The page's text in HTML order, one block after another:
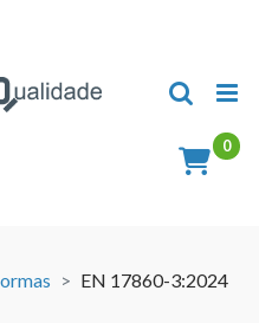
EN 17860-3:2024